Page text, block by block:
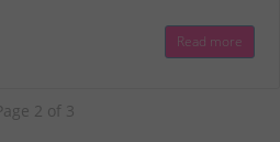
Read more
2 of 3